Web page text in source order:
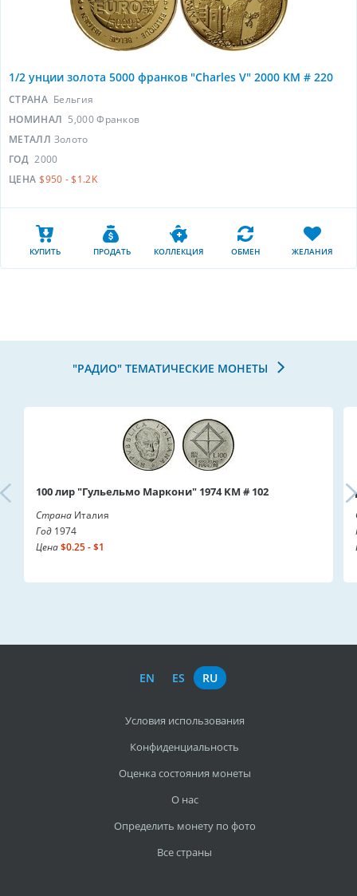
1/2 унции золота 5000 франков "Charles V" 2000 KM # 220
СТРАНА Бельгия
НОМИНАЛ 5,000 Франков
МЕТАЛЛ Золото
ГОД 2000
ЦЕНА $950 - $1.2K
КУПИТЬ ПРОДАТЬ КОЛЛЕКЦИЯ ОБМЕН ЖЕЛАНИЯ
"РАДИО" ТЕМАТИЧЕСКИЕ МОНЕТЫ
100 лир "Гульельмо Маркони" 1974 KM # 102
Страна Италия
Год 1974
Цена$0.25 - $1
EN ES RU
Условия использования
Конфиденциальность
Оценка состояния монеты
О нас
Определить монету по фото
Все страны